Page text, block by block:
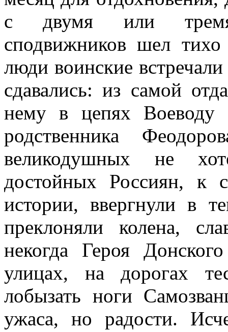
с двумя или тремя
сподвижников шел
люди воинские
сдавались: из самой
нему в цепях Воеводу
родственника
великодушных не
достойных Россиян, к
истории, ввергнули в
преклоняли колена,
некогда Героя
улицах, на дорогах
лобызать ноги
ужаса, но радости.